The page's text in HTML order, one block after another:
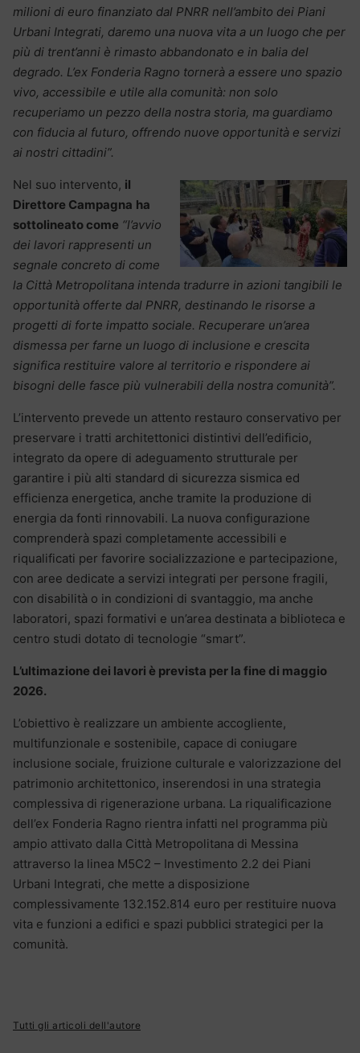
milioni di euro finanziato dal PNRR nell’ambito dei Piani
Urbani Integrati, daremo una nuova vita a un luogo che per
più di trent’anni è rimasto abbandonato e in balia del
degrado. L’ex Fonderia Ragno tornerà a essere uno spazio
vivo, accessibile e utile alla comunità: non solo
recuperiamo un pezzo della nostra storia, ma guardiamo
con fiducia al futuro, offrendo nuove opportunità e servizi
ai nostri cittadini”.
Nel suo intervento, il
Direttore Campagna ha
sottolineato come “l’avvio
dei lavori rappresenti un
segnale concreto di come
la Città Metropolitana intenda tradurre in azioni tangibili le
opportunità offerte dal PNRR, destinando le risorse a
progetti di forte impatto sociale. Recuperare un’area
dismessa per farne un luogo di inclusione e crescita
significa restituire valore al territorio e rispondere ai
bisogni delle fasce più vulnerabili della nostra comunità”.
L’intervento prevede un attento restauro conservativo per
preservare i tratti architettonici distintivi dell’edificio,
integrato da opere di adeguamento strutturale per
garantire i più alti standard di sicurezza sismica ed
efficienza energetica, anche tramite la produzione di
energia da fonti rinnovabili. La nuova configurazione
comprenderà spazi completamente accessibili e
riqualificati per favorire socializzazione e partecipazione,
con aree dedicate a servizi integrati per persone fragili,
con disabilità o in condizioni di svantaggio, ma anche
laboratori, spazi formativi e un’area destinata a biblioteca e
centro studi dotato di tecnologie “smart”.
L’ultimazione dei lavori è prevista per la fine di maggio
2026.
L’obiettivo è realizzare un ambiente accogliente,
multifunzionale e sostenibile, capace di coniugare
inclusione sociale, fruizione culturale e valorizzazione del
patrimonio architettonico, inserendosi in una strategia
complessiva di rigenerazione urbana. La riqualificazione
dell’ex Fonderia Ragno rientra infatti nel programma più
ampio attivato dalla Città Metropolitana di Messina
attraverso la linea M5C2 – Investimento 2.2 dei Piani
Urbani Integrati, che mette a disposizione
complessivamente 132.152.814 euro per restituire nuova
vita e funzioni a edifici e spazi pubblici strategici per la
comunità.
Tutti gli articoli dell'autore